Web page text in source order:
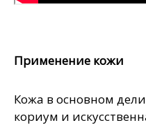
Применение кожи
Кожа в основном
кориум и